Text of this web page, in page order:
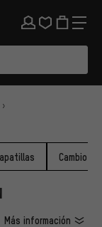
Cambio
Más información